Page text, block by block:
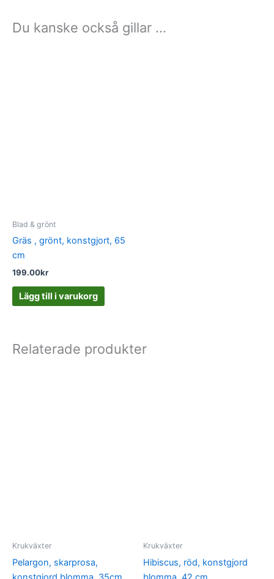
Du kanske också gillar …
Blad & grönt
Gräs , grönt, konstgjort, 65
cm
199.00kr
Lägg till i varukorg
Relaterade produkter
Krukväxter
Pelargon, skarprosa,
Krukväxter
Hibiscus, röd, konstgjord